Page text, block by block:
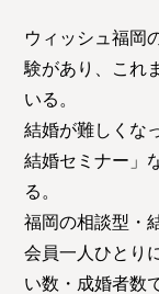
ウィッシュブログ
会社概要
特定商取引法の
て
ウィッシュ福岡
験があり、これ
いる。
結婚が難しくな
結婚セミナー」
る。
福岡の相談型・
会員一人ひとり
い数・成婚者数